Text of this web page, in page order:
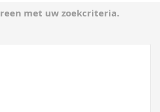
met uw zoekcriteria.